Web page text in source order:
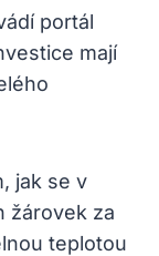
portál
mají
jak se v
žárovek za
teplotou